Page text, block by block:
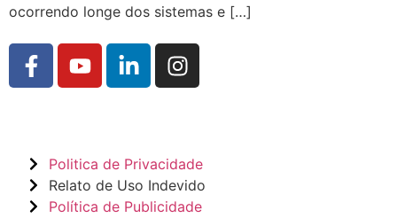
ocorrendo longe dos sistemas e […]
Politica de Privacidade
Relato de Uso Indevido
Política de Publicidade